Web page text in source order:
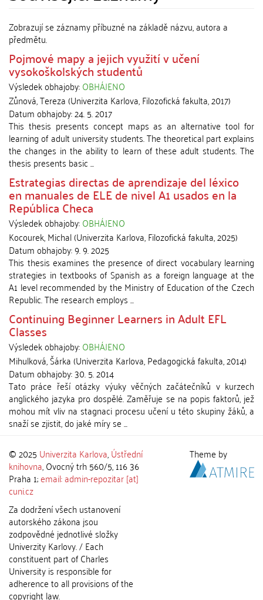
Zobrazují se záznamy příbuzné na základě názvu, autora a
předmětu.
Pojmové mapy a jejich využití v učení
vysokoškolských studentů
Výsledek obhajoby:OBHÁJENO
Zůnová, Tereza(Univerzita Karlova, Filozofická fakulta,2017)
Datum obhajoby:24. 5. 2017
This thesis presents concept maps as an alternative tool for
learning of adult university students. The theoretical part explains
the changes in the ability to learn of these adult students. The
thesis presents basic ...
Estrategias directas de aprendizaje del léxico
en manuales de ELE de nivel A1 usados en la
República Checa
Výsledek obhajoby:OBHÁJENO
Kocourek, Michal(Univerzita Karlova, Filozofická fakulta,2025)
Datum obhajoby:9. 9. 2025
This thesis examines the presence of direct vocabulary learning
strategies in textbooks of Spanish as a foreign language at the
A1 level recommended by the Ministry of Education of the Czech
Republic. The research employs ...
Continuing Beginner Learners in Adult EFL
Classes
Výsledek obhajoby:OBHÁJENO
Mihulková, Šárka(Univerzita Karlova, Pedagogická fakulta,2014)
Datum obhajoby:30. 5. 2014
Tato práce řeší otázky výuky věčných začátečníků v kurzech
anglického jazyka pro dospělé. Zaměřuje se na popis faktorů, jež
mohou mít vliv na stagnaci procesu učení u této skupiny žáků, a
snaží se zjistit, do jaké míry se ...
© 2025 Univerzita Karlova,Ústřední
knihovna, Ovocný trh 560/5, 116 36
Praha 1;email: admin-repozitar [at]
cuni.cz
Za dodržení všech ustanovení
autorského zákona jsou
zodpovědné jednotlivé složky
Univerzity Karlovy. / Each
constituent part of Charles
University is responsible for
adherence to all provisions of the
copyright law.
Theme by